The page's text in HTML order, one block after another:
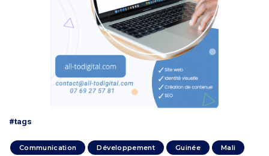
#tags
Communication Développement Guinée Mali